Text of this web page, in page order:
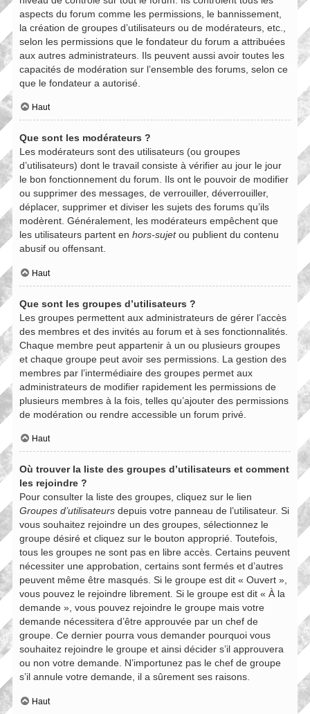
aspects du forum comme les permissions, le bannissement,
la création de groupes d’utilisateurs ou de modérateurs, etc.,
selon les permissions que le fondateur du forum a attribuées
aux autres administrateurs. Ils peuvent aussi avoir toutes les
capacités de modération sur l’ensemble des forums, selon ce
que le fondateur a autorisé.
Haut
Que sont les modérateurs ?
Les modérateurs sont des utilisateurs (ou groupes
d’utilisateurs) dont le travail consiste à vérifier au jour le jour
le bon fonctionnement du forum. Ils ont le pouvoir de modifier
ou supprimer des messages, de verrouiller, déverrouiller,
déplacer, supprimer et diviser les sujets des forums qu’ils
modèrent. Généralement, les modérateurs empêchent que
les utilisateurs partent en hors-sujetou publient du contenu
abusif ou offensant.
Haut
Que sont les groupes d’utilisateurs ?
Les groupes permettent aux administrateurs de gérer l’accès
des membres et des invités au forum et à ses fonctionnalités.
Chaque membre peut appartenir à un ou plusieurs groupes
et chaque groupe peut avoir ses permissions. La gestion des
membres par l’intermédiaire des groupes permet aux
administrateurs de modifier rapidement les permissions de
plusieurs membres à la fois, telles qu’ajouter des permissions
de modération ou rendre accessible un forum privé.
Haut
Où trouver la liste des groupes d’utilisateurs et comment
les rejoindre ?
Pour consulter la liste des groupes, cliquez sur le lien
Groupes d’utilisateurs depuis votre panneau de l’utilisateur. Si
vous souhaitez rejoindre un des groupes, sélectionnez le
groupe désiré et cliquez sur le bouton approprié. Toutefois,
tous les groupes ne sont pas en libre accès. Certains peuvent
nécessiter une approbation, certains sont fermés et d’autres
peuvent même être masqués. Si le groupe est dit « Ouvert »,
vous pouvez le rejoindre librement. Si le groupe est dit « À la
demande », vous pouvez rejoindre le groupe mais votre
demande nécessitera d’être approuvée par un chef de
groupe. Ce dernier pourra vous demander pourquoi vous
souhaitez rejoindre le groupe et ainsi décider s’il approuvera
ou non votre demande. N’importunez pas le chef de groupe
s’il annule votre demande, il a sûrement ses raisons.
Haut